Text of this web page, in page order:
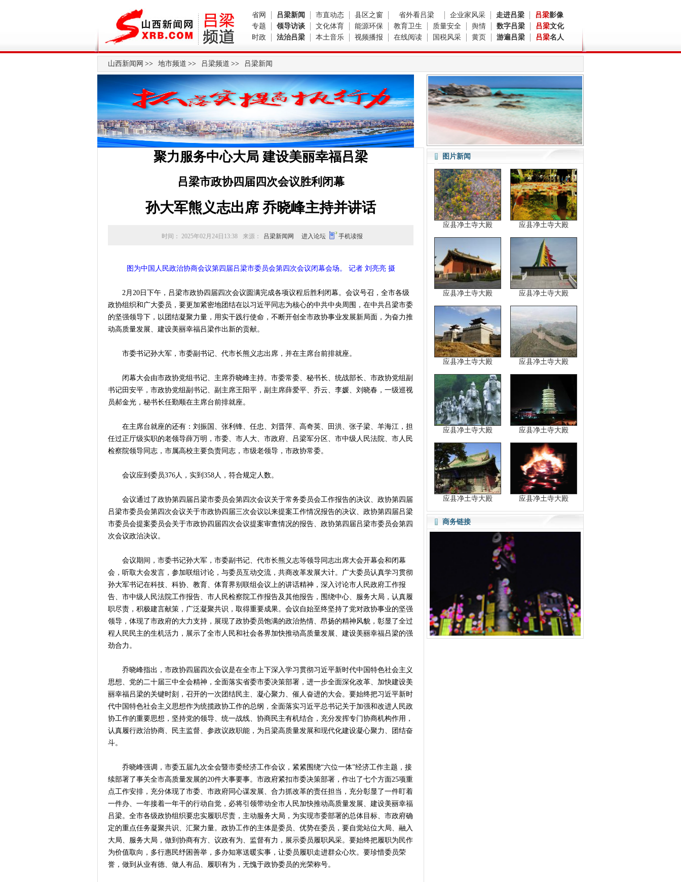
省网 吕梁新闻 市直动态 县区之窗 省外看吕梁 企业家风采 走进吕梁 吕梁影像
专题
领导访谈 文化体育 能源环保 教育卫生 质量安全 舆情 数字吕梁 吕梁文化
时政
法治吕梁 本土音乐 视频播报 在线阅读 国税风采 黄页 游遍吕梁 吕梁名人
山西新闻网 >> 地市频道 >> 吕梁频道 >> 吕梁新闻
聚力服务中心大局 建设美丽幸福吕梁
吕梁市政协四届四次会议胜利闭幕
孙大军熊义志出席 乔晓峰主持并讲话
时间： 2025年02月24日13:38 来源： 吕梁新闻网 进入论坛 手机读报
图为中国人民政治协商会议第四届吕梁市委员会第四次会议闭幕会场。 记者 刘亮亮 摄
2月20日下午，吕梁市政协四届四次会议圆满完成各项议程后胜利闭幕。会议号召，全市各级
政协组织和广大委员，要更加紧密地团结在以习近平同志为核心的中共中央周围，在中共吕梁市委
的坚强领导下，以团结凝聚力量，用实干践行使命，不断开创全市政协事业发展新局面，为奋力推
动高质量发展、建设美丽幸福吕梁作出新的贡献。
市委书记孙大军，市委副书记、代市长熊义志出席，并在主席台前排就座。
闭幕大会由市政协党组书记、主席乔晓峰主持。市委常委、秘书长、统战部长、市政协党组副
书记田安平，市政协党组副书记、副主席王阳平，副主席薛爱平、乔云、李媛、刘晓春，一级巡视
员郝金光，秘书长任勤顺在主席台前排就座。
在主席台就座的还有：刘振国、张利锋、任忠、刘晋萍、高奇英、田洪、张子梁、羊海江，担
任过正厅级实职的老领导薛万明，市委、市人大、市政府、吕梁军分区、市中级人民法院、市人民
检察院领导同志，市属高校主要负责同志，市级老领导，市政协常委。
会议应到委员376人，实到358人，符合规定人数。
会议通过了政协第四届吕梁市委员会第四次会议关于常务委员会工作报告的决议、政协第四届
吕梁市委员会第四次会议关于市政协四届三次会议以来提案工作情况报告的决议、政协第四届吕梁
市委员会提案委员会关于市政协四届四次会议提案审查情况的报告、政协第四届吕梁市委员会第四
次会议政治决议。
会议期间，市委书记孙大军，市委副书记、代市长熊义志等领导同志出席大会开幕会和闭幕
会，听取大会发言，参加联组讨论，与委员互动交流，共商改革发展大计。广大委员认真学习贯彻
孙大军书记在科技、科协、教育、体育界别联组会议上的讲话精神，深入讨论市人民政府工作报
告、市中级人民法院工作报告、市人民检察院工作报告及其他报告，围绕中心、服务大局，认真履
职尽责，积极建言献策，广泛凝聚共识，取得重要成果。会议自始至终坚持了党对政协事业的坚强
领导，体现了市政府的大力支持，展现了政协委员饱满的政治热情、昂扬的精神风貌，彰显了全过
程人民民主的生机活力，展示了全市人民和社会各界加快推动高质量发展、建设美丽幸福吕梁的强
劲合力。
乔晓峰指出，市政协四届四次会议是在全市上下深入学习贯彻习近平新时代中国特色社会主义
思想、党的二十届三中全会精神，全面落实省委市委决策部署，进一步全面深化改革、加快建设美
丽幸福吕梁的关键时刻，召开的一次团结民主、凝心聚力、催人奋进的大会。要始终把习近平新时
代中国特色社会主义思想作为统揽政协工作的总纲，全面落实习近平总书记关于加强和改进人民政
协工作的重要思想，坚持党的领导、统一战线、协商民主有机结合，充分发挥专门协商机构作用，
认真履行政治协商、民主监督、参政议政职能，为吕梁高质量发展和现代化建设凝心聚力、团结奋
斗。
乔晓峰强调，市委五届九次全会暨市委经济工作会议，紧紧围绕“六位一体”经济工作主题，接
续部署了事关全市高质量发展的20件大事要事。市政府紧扣市委决策部署，作出了七个方面25项重
点工作安排，充分体现了市委、市政府同心谋发展、合力抓改革的责任担当，充分彰显了一件盯着
一件办、一年接着一年干的行动自觉，必将引领带动全市人民加快推动高质量发展、建设美丽幸福
吕梁。全市各级政协组织要忠实履职尽责，主动服务大局，为实现市委部署的总体目标、市政府确
定的重点任务凝聚共识、汇聚力量。政协工作的主体是委员、优势在委员，要自觉站位大局、融入
大局、服务大局，做到协商有方、议政有为、监督有力，展示委员履职风采。要始终把履职为民作
为价值取向，多行惠民纾困善举，多办知寒送暖实事，让委员履职走进群众心坎。要珍惜委员荣
誉，做到从业有德、做人有品、履职有为，无愧于政协委员的光荣称号。
图片新闻
应县净土寺大殿 应县净土寺大殿
应县净土寺大殿 应县净土寺大殿
应县净土寺大殿 应县净土寺大殿
应县净土寺大殿 应县净土寺大殿
应县净土寺大殿 应县净土寺大殿
商务链接